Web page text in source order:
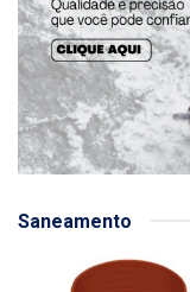
Saneamento